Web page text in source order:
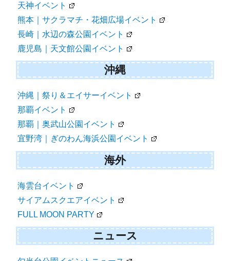
天神イベント
熊本｜サクラマチ・花畑広場イベント
長崎｜水辺の森公園イベント
鹿児島｜天文館公園イベント
沖縄
沖縄｜祭り＆エイサーイベント
那覇イベント
那覇｜奥武山公園イベント
宜野湾｜ぎのわん海浜公園イベント
海外
海雲台イベント
サイアムスクエアイベント
FULL MOON PARTY
ニュース